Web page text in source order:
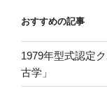
おすすめの記事
1979年型式認定
古学」